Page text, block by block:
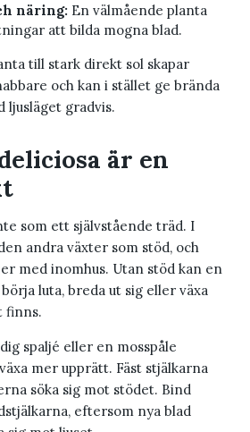
näring: En välmående planta
att bilda mogna blad.
till stark direkt sol skapar
och kan i stället ge brända
ljusläget gradvis.
är en
som ett självstående träd. I
andra växter som stöd, och
med inomhus. Utan stöd kan en
luta, breda ut sig eller växa
finns.
spaljé eller en mosspåle
mer upprätt. Fäst stjälkarna
söka sig mot stödet. Bind
eftersom nya blad